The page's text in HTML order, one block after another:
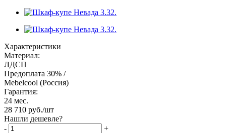
Характеристики
Материал:
ЛДСП
Предоплата 30% /
Mebelcool (Россия)
Гарантия:
24 мес.
28 710 руб./шт
Нашли дешевле?
-
+